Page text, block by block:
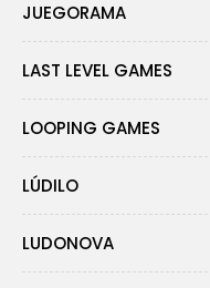
JUEGORAMA
LAST LEVEL GAMES
LOOPING GAMES
LÚDILO
LUDONOVA